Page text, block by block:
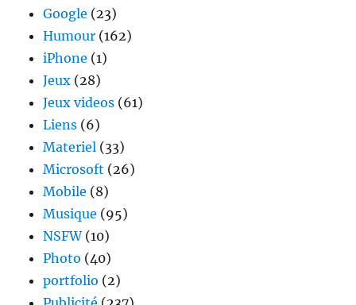
Google (23)
Humour (162)
iPhone (1)
Jeux (28)
Jeux videos (61)
Liens (6)
Materiel (33)
Microsoft (26)
Mobile (8)
Musique (95)
NSFW(10)
Photo (40)
portfolio (2)